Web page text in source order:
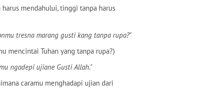
mendahului, tinggi tanpa harus
tresna marang gusti kang tanpa rupa?"
mencintai Tuhan yang tanpa rupa?)
ngadepi ujiane Gusti Allah."
caramu menghadapi ujian dari